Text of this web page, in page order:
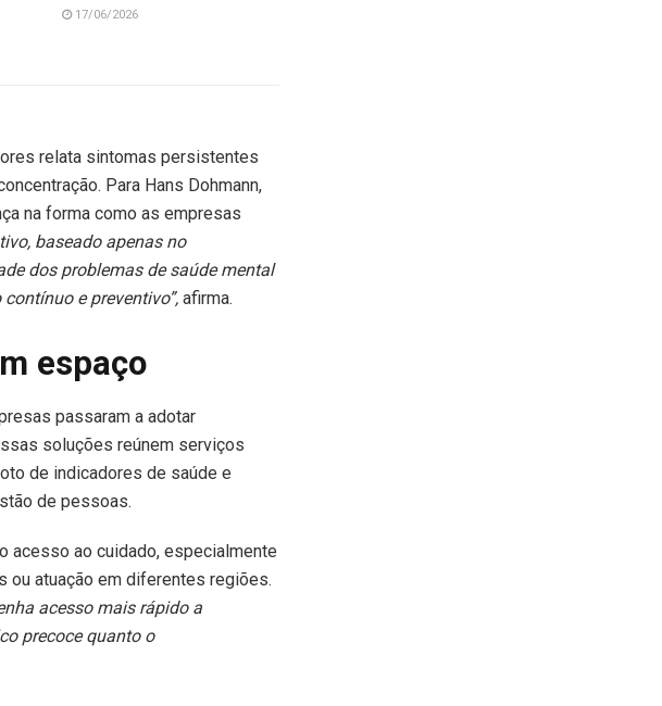
17/06/2026
relata sintomas persistentes
Para Hans Dohmann,
na forma como as empresas
baseado apenas no
dos problemas de saúde mental
e preventivo”, afirma.
espaço
passaram a adotar
soluções reúnem serviços
de indicadores de saúde e
de pessoas.
acesso ao cuidado, especialmente
ou atuação em diferentes regiões.
acesso mais rápido a
precoce quanto o